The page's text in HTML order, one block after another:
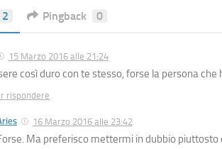
2 Pingback 0
15 Marzo 2016 alle 21:24
così duro con te stesso, forse la persona
rispondere
16 Marzo 2016 alle 23:42
Ma preferisco mettermi in dubbio piuttosto